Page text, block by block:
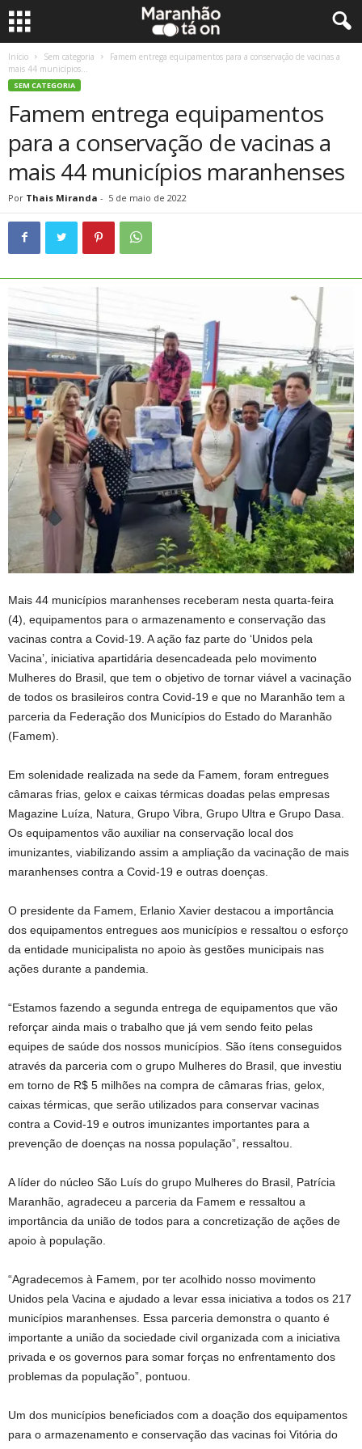
Início Sem categoria
Famem entrega equipamentos para a conservação de vacinas a
mais 44 municípios...
SEM CATEGORIA
Famem entrega equipamentos
para a conservação de vacinas a
mais 44 municípios maranhenses
Por Thais Miranda - 5 de maio de 2022
Mais 44 municípios maranhenses receberam nesta quarta-feira
(4), equipamentos para o armazenamento e conservação das
vacinas contra a Covid-19. A ação faz parte do ‘Unidos pela
Vacina’, iniciativa apartidária desencadeada pelo movimento
Mulheres do Brasil, que tem o objetivo de tornar viável a vacinação
de todos os brasileiros contra Covid-19 e que no Maranhão tem a
parceria da Federação dos Municípios do Estado do Maranhão
(Famem).
Em solenidade realizada na sede da Famem, foram entregues
câmaras frias, gelox e caixas térmicas doadas pelas empresas
Magazine Luíza, Natura, Grupo Vibra, Grupo Ultra e Grupo Dasa.
Os equipamentos vão auxiliar na conservação local dos
imunizantes, viabilizando assim a ampliação da vacinação de mais
maranhenses contra a Covid-19 e outras doenças.
O presidente da Famem, Erlanio Xavier destacou a importância
dos equipamentos entregues aos municípios e ressaltou o esforço
da entidade municipalista no apoio às gestões municipais nas
ações durante a pandemia.
“Estamos fazendo a segunda entrega de equipamentos que vão
reforçar ainda mais o trabalho que já vem sendo feito pelas
equipes de saúde dos nossos municípios. São ítens conseguidos
através da parceria com o grupo Mulheres do Brasil, que investiu
em torno de R$ 5 milhões na compra de câmaras frias, gelox,
caixas térmicas, que serão utilizados para conservar vacinas
contra a Covid-19 e outros imunizantes importantes para a
prevenção de doenças na nossa população”, ressaltou.
A líder do núcleo São Luís do grupo Mulheres do Brasil, Patrícia
Maranhão, agradeceu a parceria da Famem e ressaltou a
importância da união de todos para a concretização de ações de
apoio à população.
“Agradecemos à Famem, por ter acolhido nosso movimento
Unidos pela Vacina e ajudado a levar essa iniciativa a todos os 217
municípios maranhenses. Essa parceria demonstra o quanto é
importante a união da sociedade civil organizada com a iniciativa
privada e os governos para somar forças no enfrentamento dos
problemas da população”, pontuou.
Um dos municípios beneficiados com a doação dos equipamentos
para o armazenamento e conservação das vacinas foi Vitória do